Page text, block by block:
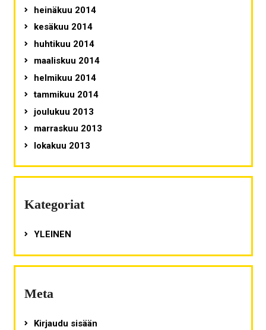
heinäkuu 2014
kesäkuu 2014
huhtikuu 2014
maaliskuu 2014
helmikuu 2014
tammikuu 2014
joulukuu 2013
marraskuu 2013
lokakuu 2013
Kategoriat
YLEINEN
Meta
Kirjaudu sisään